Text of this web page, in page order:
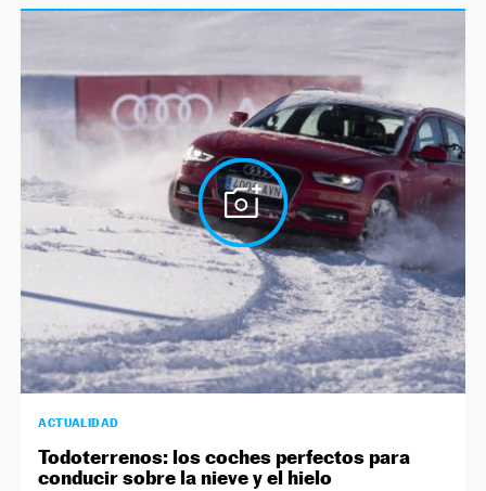
ACTUALIDAD
Todoterrenos: los coches perfectos para
conducir sobre la nieve y el hielo